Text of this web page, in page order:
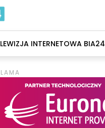
INTERNETOWA BIA24